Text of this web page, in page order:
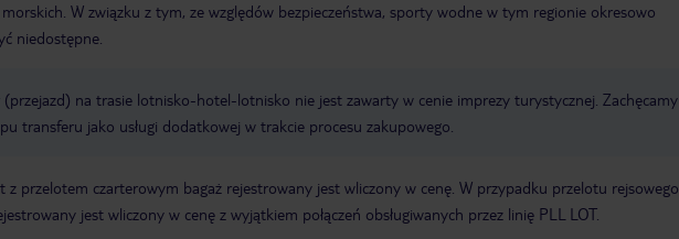
W związku z tym, ze względów bezpieczeństwa, sporty wodne w tym regionie okresowo
niedostępne.
(przejazd) na trasie lotnisko-hotel-lotnisko nie jest zawarty w cenie imprezy turystycznej. Zachęcamy
transferu jako usługi dodatkowej w trakcie procesu zakupowego.
z przelotem czarterowym bagaż rejestrowany jest wliczony w cenę. W przypadku przelotu rejsowego
jest wliczony w cenę z wyjątkiem połączeń obsługiwanych przez linię PLL LOT.